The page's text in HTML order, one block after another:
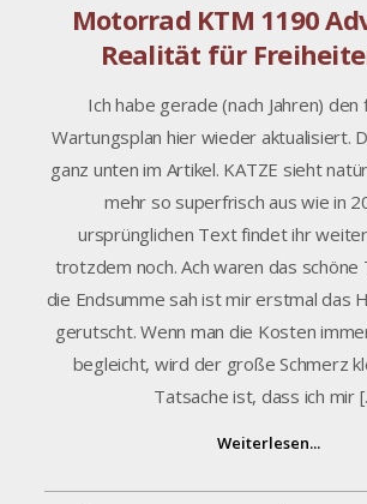
Motorrad KTM 1190
Realität für
Ich habe gerade (nach Jahren) den
Wartungsplan hier wieder aktualisiert.
ganz unten im Artikel. KATZE sieht
mehr so superfrisch aus wie in
ursprünglichen Text findet ihr
trotzdem noch. Ach waren das schöne
die Endsumme sah ist mir erstmal das
gerutscht. Wenn man die Kosten
begleicht, wird der große Schmerz
Tatsache ist, dass ich mir
Weiterlesen...